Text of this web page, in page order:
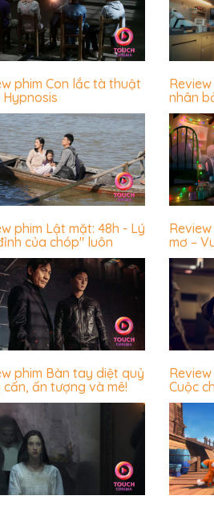
phim Con lắc tà thuật
Hypnosis
nhân
luôn
phim Lật mặt: 48h - Lý
của chóp" luôn
mơ –
phim Bàn tay diệt quỷ
cấn, ấn tượng và mê!
Cuộc
James
khiến